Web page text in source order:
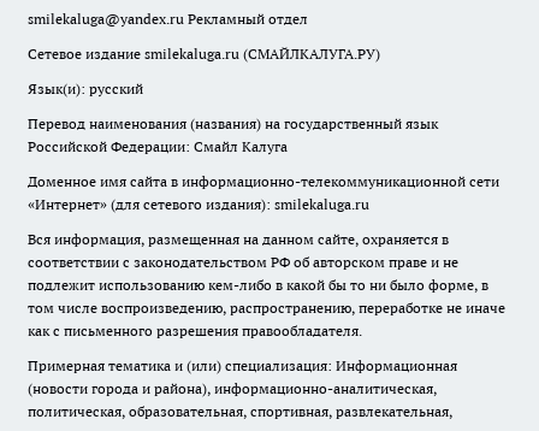
smilekaluga@yandex.ru Рекламный отдел
Сетевое издание smilekaluga.ru (СМАЙЛКАЛУГА.РУ)
Язык(и): русский
Перевод наименования (названия) на государственный язык
Российской Федерации: Смайл Калуга
Доменное имя сайта в информационно-телекоммуникационной сети
«Интернет» (для сетевого издания): smilekaluga.ru
Вся информация, размещенная на данном сайте, охраняется в
соответствии с законодательством РФ об авторском праве и не
подлежит использованию кем-либо в какой бы то ни было форме, в
том числе воспроизведению, распространению, переработке не иначе
как с письменного разрешения правообладателя.
Примерная тематика и (или) специализация: Информационная
(новости города и района), информационно-аналитическая,
политическая, образовательная, спортивная, развлекательная,